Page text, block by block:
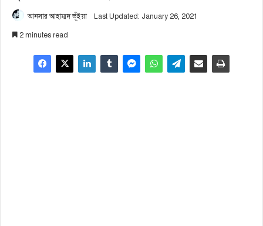
আনসার আহাম্মদ ভূঁইয়া Last Updated: January 26, 2021
2 minutes read